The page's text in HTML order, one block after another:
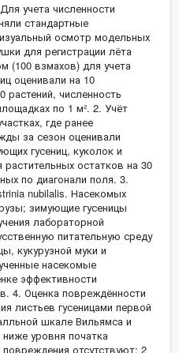
учета численности
стандартные
осмотр модельных
для регистрации лёта
(100 взмахов) для учета
оценивали на 10
растений, численность
по 1 м². 2. Учёт
где ранее
за сезон оценивали
гусениц, куколок и
остатков на 30
по диагонали поля. 3.
nubilalis. Насекомых
зимующие гусеницы
лабораторной
питательную среду
кукурузной муки и
насекомые
эффективности
4. Оценка повреждённости
листьев гусеницами первой
шкале Вильямса и
уровня початка
отсутствуют; 2